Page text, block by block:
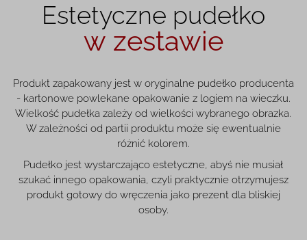
Estetyczne pudełko
w zestawie
Produkt zapakowany jest w oryginalne pudełko producenta
- kartonowe powlekane opakowanie z logiem na wieczku.
Wielkość pudełka zależy od wielkości wybranego obrazka.
W zależności od partii produktu może się ewentualnie
różnić kolorem.
Pudełko jest wystarczająco estetyczne, abyś nie musiał
szukać innego opakowania, czyli praktycznie otrzymujesz
produkt gotowy do wręczenia jako prezent dla bliskiej
osoby.